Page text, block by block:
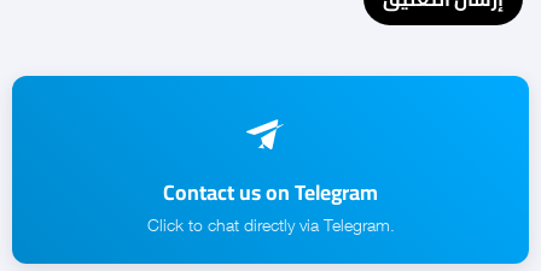
Contact us on Telegram
.Click to chat directly via Telegram